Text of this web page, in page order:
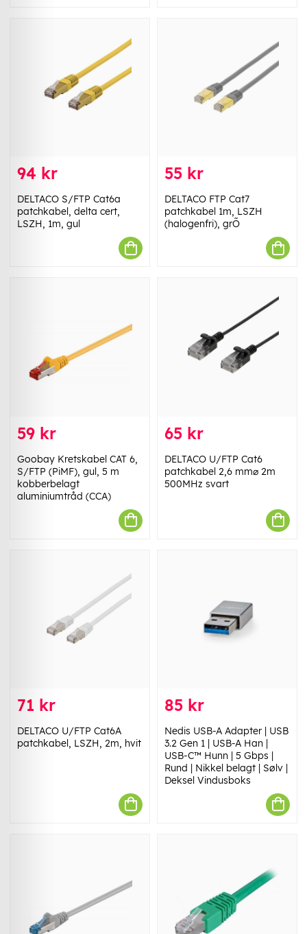
94 kr
DELTACO S/FTP Cat6a
patchkabel, delta cert,
LSZH, 1m, gul
55 kr
DELTACO FTP Cat7
patchkabel 1m, LSZH
(halogenfri), grÕ
59 kr
Goobay Kretskabel CAT 6,
S/FTP (PiMF), gul, 5 m
kobberbelagt
aluminiumtråd (CCA)
65 kr
DELTACO U/FTP Cat6
patchkabel 2,6 mm⌀ 2m
500MHz svart
71 kr
DELTACO U/FTP Cat6A
patchkabel, LSZH, 2m, hvit
85 kr
Nedis USB-A Adapter | USB
3.2 Gen 1 | USB-A Han |
USB-C™ Hunn | 5 Gbps |
Rund | Nikkel belagt | Sølv |
Deksel Vindusboks